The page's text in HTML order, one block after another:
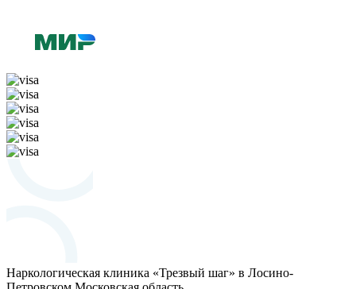
Наркологическая клиника «Трезвый шаг» в Лосино-